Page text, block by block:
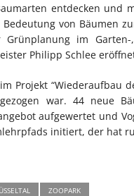
entdecken und
von Bäumen
Grünplanung im
Philipp Schlee
Projekt “Wiederaufbau
war. 44 neue
aufgewertet und
initiert, der hat
ZOOPARK